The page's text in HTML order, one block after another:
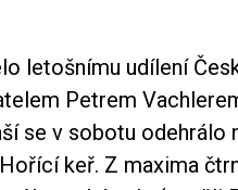
letošnímu udílení
Petrem
se v sobotu odehrálo
keř. Z maxima